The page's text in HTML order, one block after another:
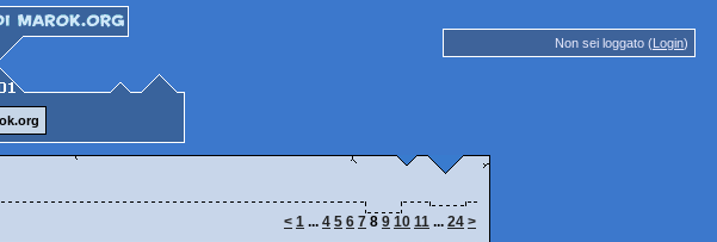
Non sei loggato (Login)
< 1 ... 4 5 6 7 8 9 10 11 ... 24 >